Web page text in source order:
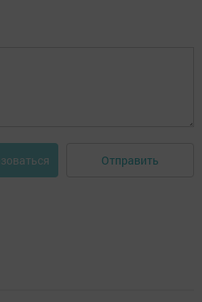
Отправить